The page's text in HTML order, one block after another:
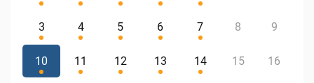
3 4 5 6 7 8 9
10 11 12 13 14 15 16